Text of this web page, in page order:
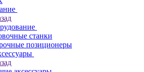
станки
позиционеры